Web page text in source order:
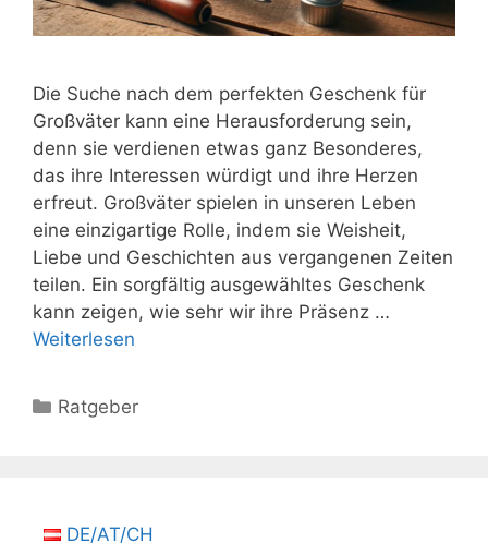
Die Suche nach dem perfekten Geschenk für
Großväter kann eine Herausforderung sein,
denn sie verdienen etwas ganz Besonderes,
das ihre Interessen würdigt und ihre Herzen
erfreut. Großväter spielen in unseren Leben
eine einzigartige Rolle, indem sie Weisheit,
Liebe und Geschichten aus vergangenen Zeiten
teilen. Ein sorgfältig ausgewähltes Geschenk
kann zeigen, wie sehr wir ihre Präsenz …
Weiterlesen
Kategorien
Ratgeber
DE/AT/CH